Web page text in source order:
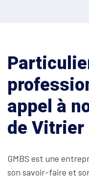
appel à
de Vitrier
GMBS est une
son savoir-faire et